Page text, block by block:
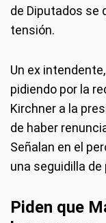
de Diputados se
tensión.
Un ex
pidiendo por la
Kirchner a la
de haber
Señalan en el
una seguidilla de
Piden que